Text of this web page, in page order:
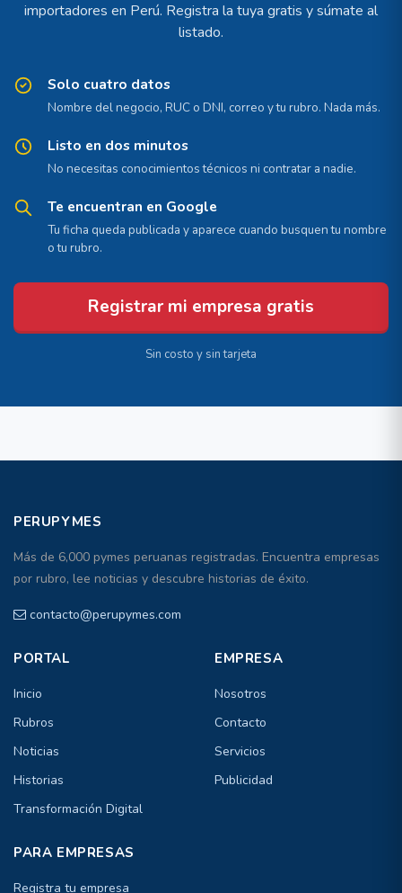
importadores en Perú. Registra la tuya gratis y súmate al
listado.
Solo cuatro datos
Nombre del negocio, RUC o DNI, correo y tu rubro. Nada más.
Listo en dos minutos
No necesitas conocimientos técnicos ni contratar a nadie.
Te encuentran en Google
Tu ficha queda publicada y aparece cuando busquen tu nombre
o tu rubro.
Registrar mi empresa gratis
Sin costo y sin tarjeta
PERUPYMES
Más de 6,000 pymes peruanas registradas. Encuentra empresas
por rubro, lee noticias y descubre historias de éxito.
contacto@perupymes.com
PORTAL
Inicio
Rubros
Noticias
Historias
Transformación Digital
EMPRESA
Nosotros
Contacto
Servicios
Publicidad
PARA EMPRESAS
Registra tu empresa